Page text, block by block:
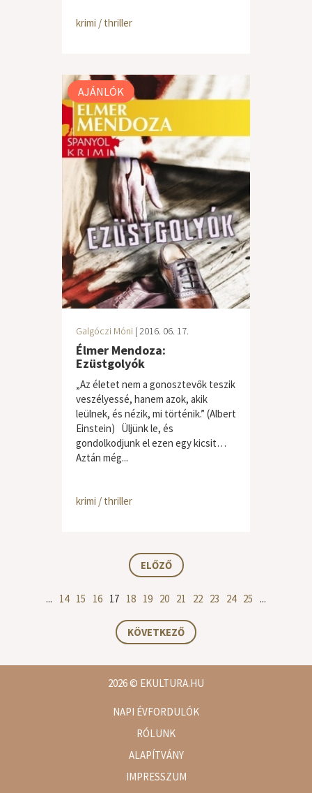
krimi / thriller
AJÁNLÓK
Galgóczi Móni | 2016. 06. 17.
Élmer Mendoza:
Ezüstgolyók
„Az életet nem a gonosztevők teszik
veszélyessé, hanem azok, akik
leülnek, és nézik, mi történik.” (Albert
Einstein) Üljünk le, és
gondolkodjunk el ezen egy kicsit…
Aztán még...
krimi / thriller
ELŐZŐ
... 14 15 16 17 18 19 20 21 22 23 24 25 ...
KÖVETKEZŐ
2026© EKULTURA.HU
NAPI ÉVFORDULÓK
RÓLUNK
ALAPÍTVÁNY
IMPRESSZUM